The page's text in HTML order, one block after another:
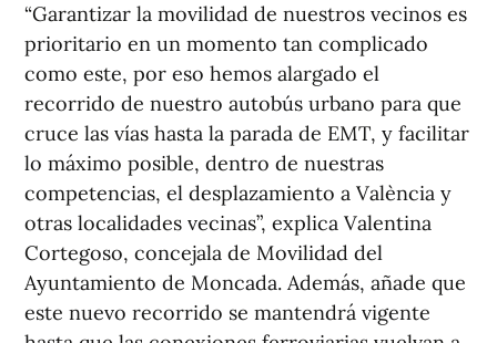
“Garantizar la movilidad de nuestros vecinos es
prioritario en un momento tan complicado
como este, por eso hemos alargado el
recorrido de nuestro autobús urbano para que
cruce las vías hasta la parada de EMT, y facilitar
lo máximo posible, dentro de nuestras
competencias, el desplazamiento a València y
otras localidades vecinas”, explica Valentina
Cortegoso, concejala de Movilidad del
Ayuntamiento de Moncada. Además, añade que
este nuevo recorrido se mantendrá vigente